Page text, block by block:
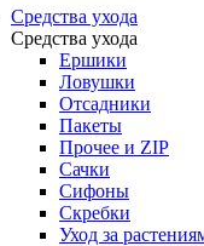
Средства ухода
Средства ухода
Ершики
Ловушки
Отсадники
Пакеты
Прочее и ZIP
Сачки
Сифоны
Скребки
Уход за